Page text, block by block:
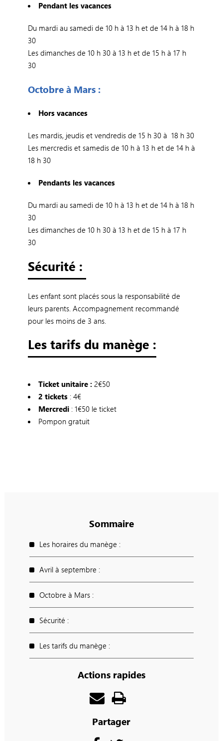
Pendant les vacances
Du mardi au samedi de 10 h à 13 h et de 14 h à 18 h
30
Les dimanches de 10 h 30 à 13 h et de 15 h à 17 h
30
Octobre à Mars :
Hors vacances
Les mardis, jeudis et vendredis de 15 h 30 à 18 h 30
Les mercredis et samedis de 10 h à 13 h et de 14 h à
18 h 30
Pendants les vacances
Du mardi au samedi de 10 h à 13 h et de 14 h à 18 h
30
Les dimanches de 10 h 30 à 13 h et de 15 h à 17 h
30
Sécurité :
Les enfant sont placés sous la responsabilité de
leurs parents. Accompagnement recommandé
pour les moins de 3 ans.
Les tarifs du manège :
Ticket unitaire :2€50
2 tickets: 4€
Mercredi: 1€50 le ticket
Pompon gratuit
Sommaire
Les horaires du manège :
Avril à septembre :
Octobre à Mars :
Sécurité :
Les tarifs du manège :
Actions rapides
Partager